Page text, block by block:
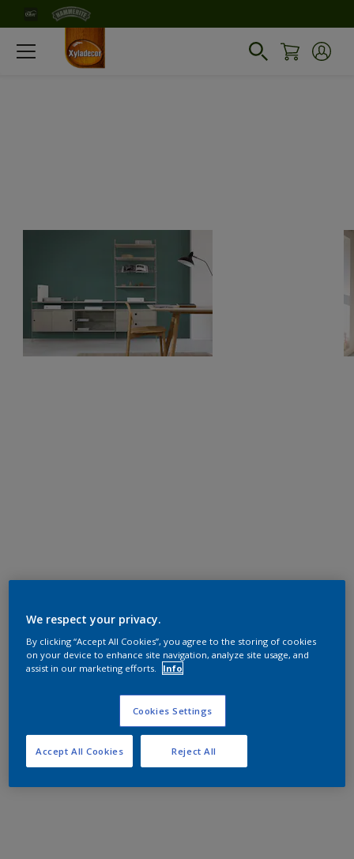
We respect your privacy.
By clicking “Accept All Cookies”, you agree to the storing of cookies
on your device to enhance site navigation, analyze site usage, and
assist in our marketing efforts.
Info
Cookies Settings
Reject All
Accept All Cookies